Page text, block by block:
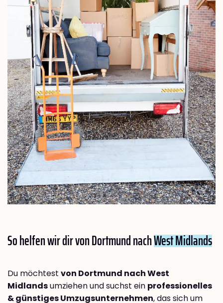
So helfen wir dir von Dortmund nachWest Midlands
Du möchtest von Dortmund nach West
Midlandsumziehen und suchst ein professionelles
& günstiges Umzugsunternehmen, das sich um